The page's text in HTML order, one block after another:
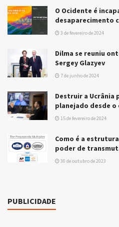
O Ocidente é
desaparecimento
3 de fevereiro de 2024
Dilma se reuniu
Sergey Glazyev
7 de junho de 2024
Destruir a Ucrânia
planejado desde o
15 de fevereiro de 2024
Como é a
poder de
30 de outubro de 2023
PUBLICIDADE